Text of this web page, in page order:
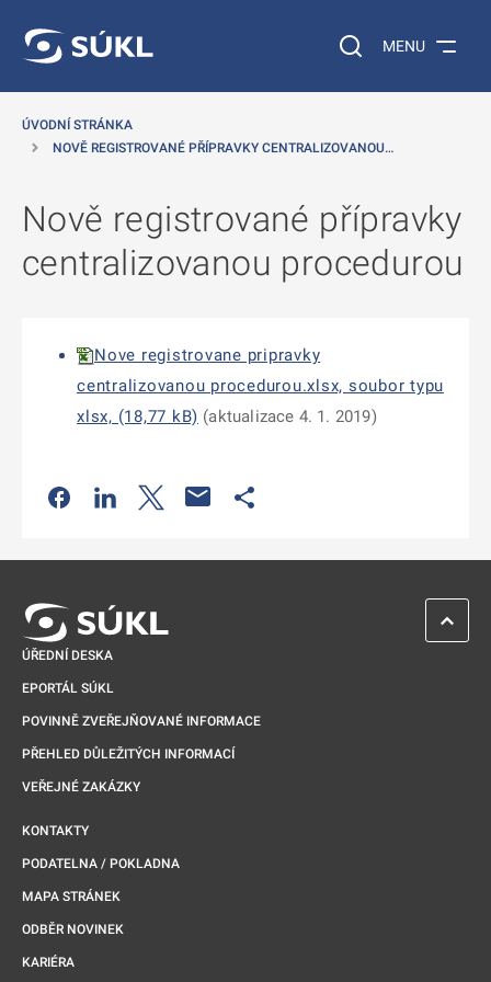
Vyhledávání na
MENU
ÚVODNÍ STRÁNKA
NOVĚ REGISTROVANÉ PŘÍPRAVKY CENTRALIZOVANOU…
Nově registrované přípravky
centralizovanou procedurou
Nove registrovane pripravky
centralizovanou procedurou.xlsx, soubor typu
xlsx, (18,77 kB) (aktualizace 4. 1. 2019)
Odkaz se otevře na nové kartě
Odkaz se otevře na nové kartě
Odkaz se otevře na nové kartě
ÚŘEDNÍ DESKA
EPORTÁL SÚKL
POVINNĚ ZVEŘEJŇOVANÉ INFORMACE
PŘEHLED DŮLEŽITÝCH INFORMACÍ
VEŘEJNÉ ZAKÁZKY
KONTAKTY
PODATELNA / POKLADNA
MAPA STRÁNEK
ODBĚR NOVINEK
KARIÉRA
ZPĚT